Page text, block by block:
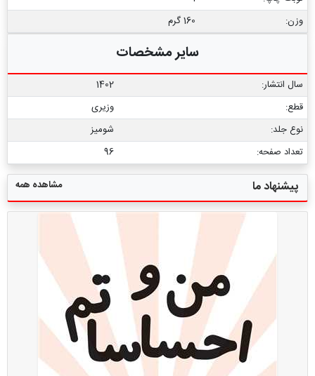
وزن:
160 گرم
سایر مشخصات
سال انتشار:
1402
قطع:
وزیری
نوع جلد:
شومیز
تعداد صفحه:
96
پیشنهاد ما مشاهده همه